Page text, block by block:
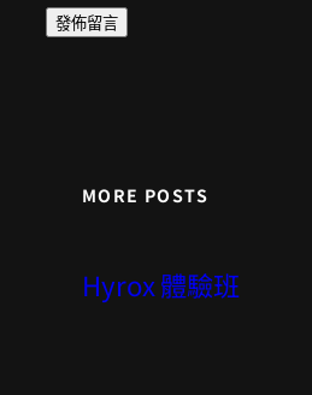
MORE POSTS
Hyrox 體驗班